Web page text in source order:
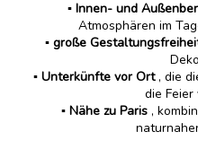
▪️ Innen- und
Atmosphären im
▪️ große
▪️ Unterkünfte vor Ort, die
die
▪️ Nähe zu Paris ,